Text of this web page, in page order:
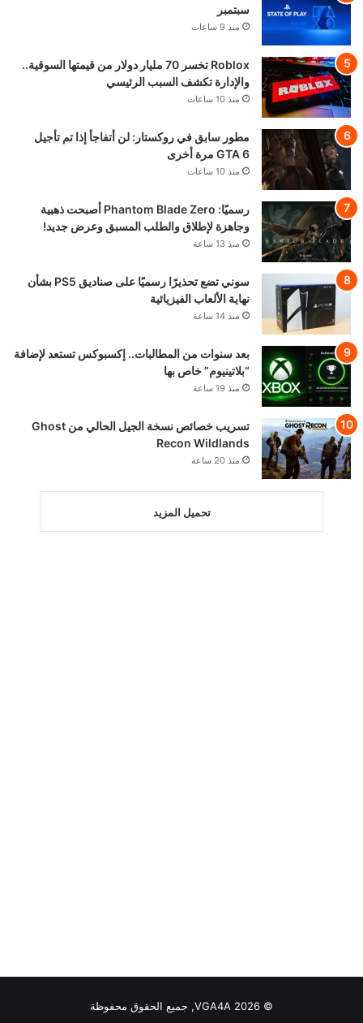
سبتمبر
منذ 9 ساعات
Roblox تخسر 70 مليار دولار من قيمتها السوقية..
والإدارة تكشف السبب الرئيسي
منذ 10 ساعات
مطور سابق في روكستار: لن أتفاجأ إذا تم تأجيل
GTA 6 مرة أخرى
منذ 10 ساعات
رسميًا: Phantom Blade Zero أصبحت ذهبية
وجاهزة لإطلاق والطلب المسبق وعرض جديد!
منذ 13 ساعة
سوني تضع تحذيرًا رسميًا على صناديق PS5 بشأن
نهاية الألعاب الفيزيائية
منذ 14 ساعة
بعد سنوات من المطالبات.. إكسبوكس تستعد لإضافة
“بلاتينيوم” خاص بها
منذ 19 ساعة
تسريب خصائص نسخة الجيل الحالي من Ghost
Recon Wildlands
منذ 20 ساعة
تحميل المزيد
© VGA4A 2026, جميع الحقوق محفوظة